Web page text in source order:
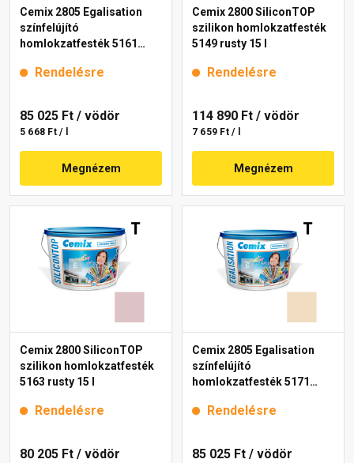
Cemix 2805 Egalisation
színfelújító
homlokzatfesték 5161
Rendelésre
85 025 Ft / vödör
5 668 Ft / l
Megnézem
Cemix 2800 SiliconTOP
szilikon homlokzatfesték
5149 rusty 15 l
Rendelésre
114 890 Ft / vödör
7 659 Ft / l
Megnézem
Cemix 2800 SiliconTOP
szilikon homlokzatfesték
5163 rusty 15 l
Rendelésre
80 205 Ft / vödör
Cemix 2805 Egalisation
színfelújító
homlokzatfesték 5171
Rendelésre
85 025 Ft / vödör